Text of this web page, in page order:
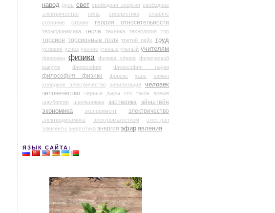
народ русь свет свободная энергия свободное
электричество
сила синергетика
славяне
сознание
сталин теория относительности
термодинамика тесла техника технология тор
торсион торсионные поля третий рейх труд
условия успех учение ученые ученый учителям
феномен физика физика эфира
физический
вакуум
философия философия науки
философия физики форекс хаос
химия
холодное электричество
цивилизация человек
человечество черные дыры
что такое время
шаубергер
школьникам эзотерика
эйнштейн
экономика
эксперимент электричество
электродинамика электромагнетизм
электрон
элементы энергетика энергия эфир явления
ЯЗЫК САЙТА: